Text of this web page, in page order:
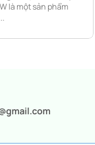
là một sản phẩm